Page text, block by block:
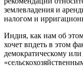
землевладения и
налогом и
Индия, как нам об
хочет впдеть в этом
демократическому или